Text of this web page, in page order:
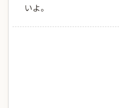
いよ。